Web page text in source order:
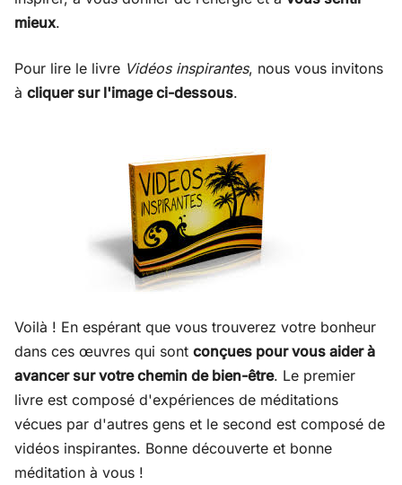
mieux.
Pour lire le livre Vidéos inspirantes, nous vous invitons
à cliquer sur l'image ci-dessous.
Voilà ! En espérant que vous trouverez votre bonheur
dans ces œuvres qui sont conçues pour vous aider à
avancer sur votre chemin de bien-être. Le premier
livre est composé d'expériences de méditations
vécues par d'autres gens et le second est composé de
vidéos inspirantes. Bonne découverte et bonne
méditation à vous !